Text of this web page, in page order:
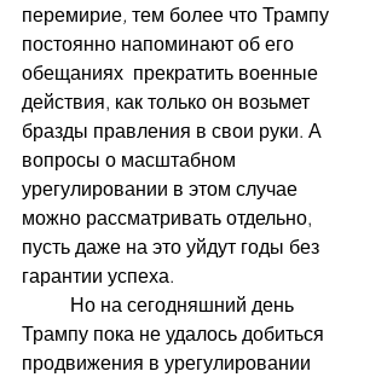
перемирие, тем более что Трампу
постоянно напоминают об его
обещаниях  прекратить военные
действия, как только он возьмет
бразды правления в свои руки. А
вопросы о масштабном
урегулировании в этом случае
можно рассматривать отдельно,
пусть даже на это уйдут годы без
гарантии успеха.
Трампу пока не удалось добиться
продвижения в урегулировании